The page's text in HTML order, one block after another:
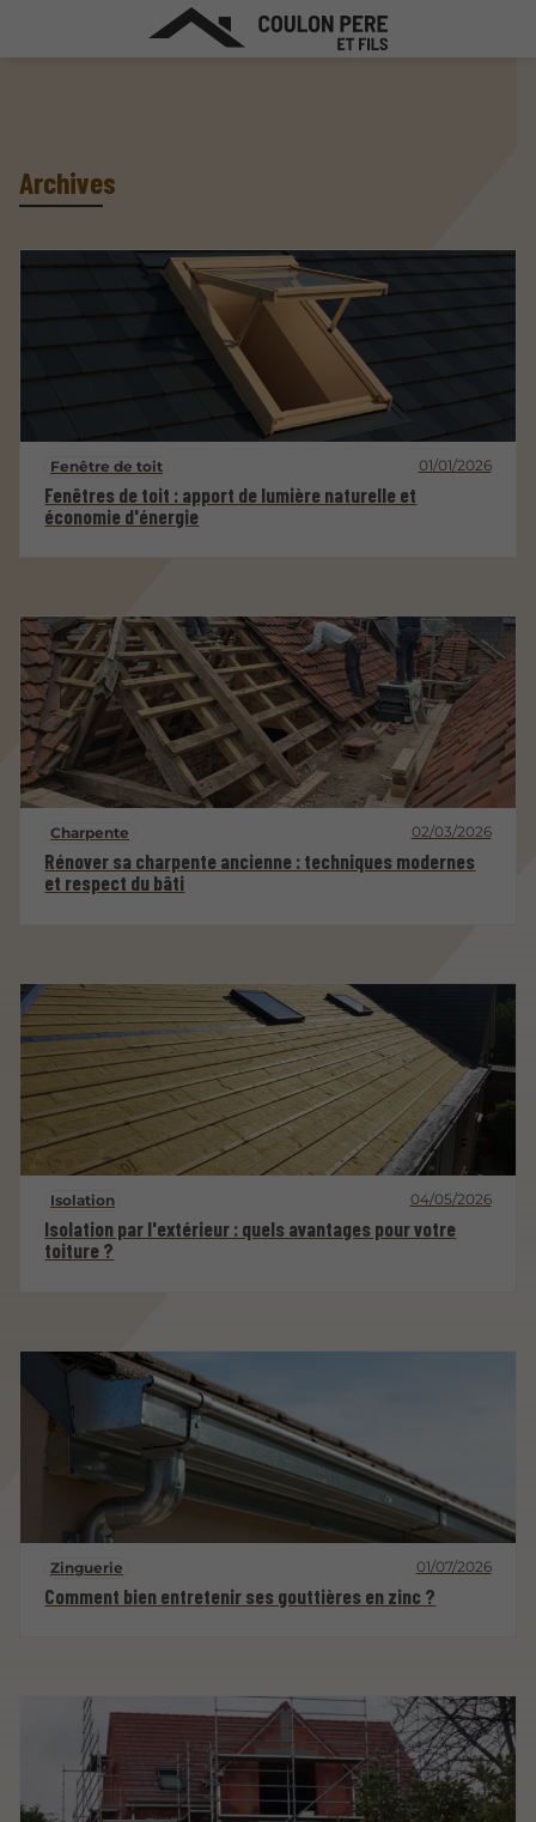
Archives
Fenêtre de toit 01/01/2026
Fenêtres de toit : apport de lumière naturelle et
économie d'énergie
Charpente 02/03/2026
Rénover sa charpente ancienne : techniques modernes
et respect du bâti
Isolation 04/05/2026
Isolation par l'extérieur : quels avantages pour votre
toiture ?
Zinguerie 01/07/2026
Comment bien entretenir ses gouttières en zinc ?